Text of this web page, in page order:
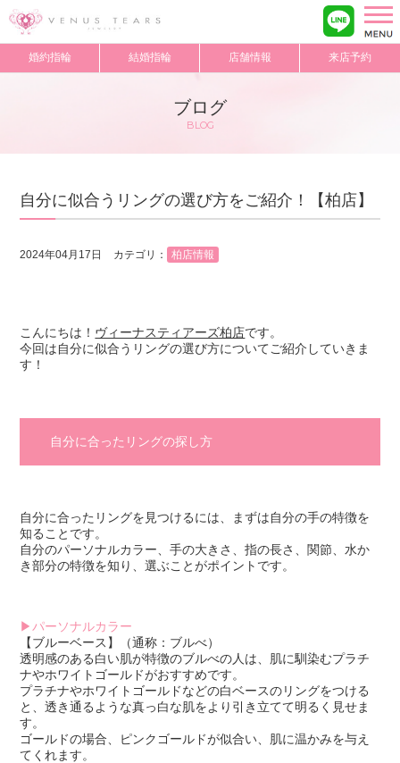
婚約指輪 結婚指輪 店舗情報 来店予約
VENUS TEARS 自分に似合うリングの選び方をご紹介！【柏店】
ブログ
BLOG
自分に似合うリングの選び方をご紹介！【柏店】
2024年04月17日 カテゴリ： 柏店情報
こんにちは！ ヴィーナスティアーズ柏店です。
今回は自分に似合うリングの選び方についてご紹介していきま
す！
自分に合ったリングの探し方
自分に合ったリングを見つけるには、まずは自分の手の特徴を
知ることです。
自分のパーソナルカラー、手の大きさ、指の長さ、関節、水か
き部分の特徴を知り、選ぶことがポイントです。
▶パーソナルカラー
【ブルーベース】（通称：ブルべ）
透明感のある白い肌が特徴のブルべの人は、肌に馴染むプラチ
ナやホワイトゴールドがおすすめです。
プラチナやホワイトゴールドなどの白ベースのリングをつける
と、透き通るような真っ白な肌をより引き立てて明るく見せま
す。
ゴールドの場合、ピンクゴールドが似合い、肌に温かみを与え
てくれます。